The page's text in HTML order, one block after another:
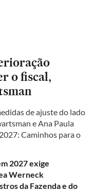
o fiscal,
de ajuste do lado
e Ana Paula
Caminhos para o
2027 exige
Werneck
da Fazenda e do